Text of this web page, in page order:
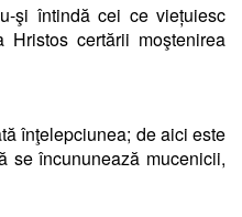
şi întindă cei ce viețuiesc
certării moştenirea
înţelepciunea; de aici este
se încununează mucenicii,